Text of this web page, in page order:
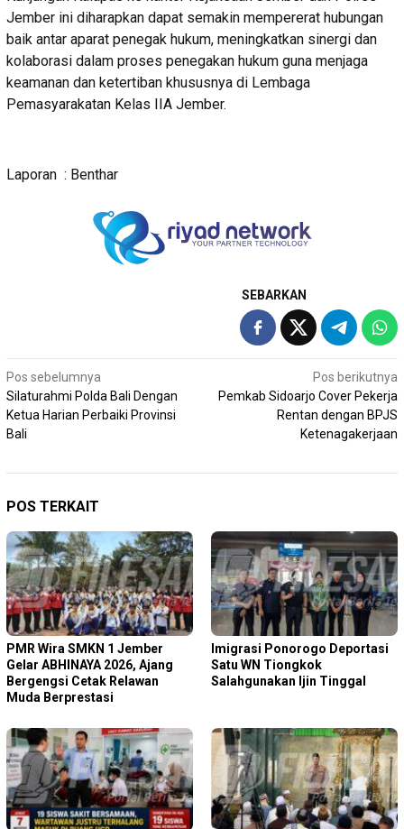
Jember ini diharapkan dapat semakin mempererat hubungan
baik antar aparat penegak hukum, meningkatkan sinergi dan
kolaborasi dalam proses penegakan hukum guna menjaga
keamanan dan ketertiban khususnya di Lembaga
Pemasyarakatan Kelas IIA Jember.
Laporan : Benthar
SEBARKAN
Navigasi
pos
Pos sebelumnya
Silaturahmi Polda Bali Dengan
Ketua Harian Perbaiki Provinsi
Bali
Pos berikutnya
Pemkab Sidoarjo Cover Pekerja
Rentan dengan BPJS
Ketenagakerjaan
POS TERKAIT
PMR Wira SMKN 1 Jember
Gelar ABHINAYA 2026, Ajang
Bergengsi Cetak Relawan
Muda Berprestasi
Imigrasi Ponorogo Deportasi
Satu WN Tiongkok
Salahgunakan Ijin Tinggal